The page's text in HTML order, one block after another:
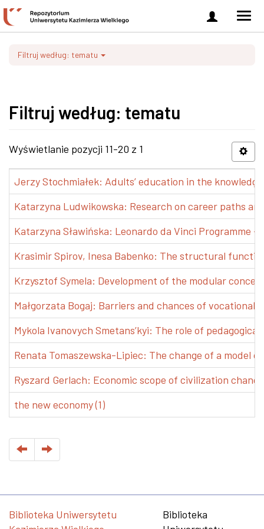
Zaloguj
się
Filtruj według: tematu
Filtruj według: tematu
Wyświetlanie pozycji 11-20 z 1
Jerzy Stochmiałek: Adults’ education in the
Katarzyna Ludwikowska: Research on career paths
Katarzyna Sławińska: Leonardo da Vinci Programme
Krasimir Spirov, Inesa Babenko: The structural
Krzysztof Symela: Development of the modular
Małgorzata Bogaj: Barriers and chances of vocational
Mykola Ivanovych Smetans’kyi: The role of
Renata Tomaszewska-Lipiec: The change of a model
Ryszard Gerlach: Economic scope of civilization
the new economy (1)
Biblioteka Uniwersytetu
Biblioteka